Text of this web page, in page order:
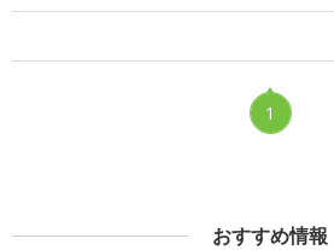
1
おすすめ情報